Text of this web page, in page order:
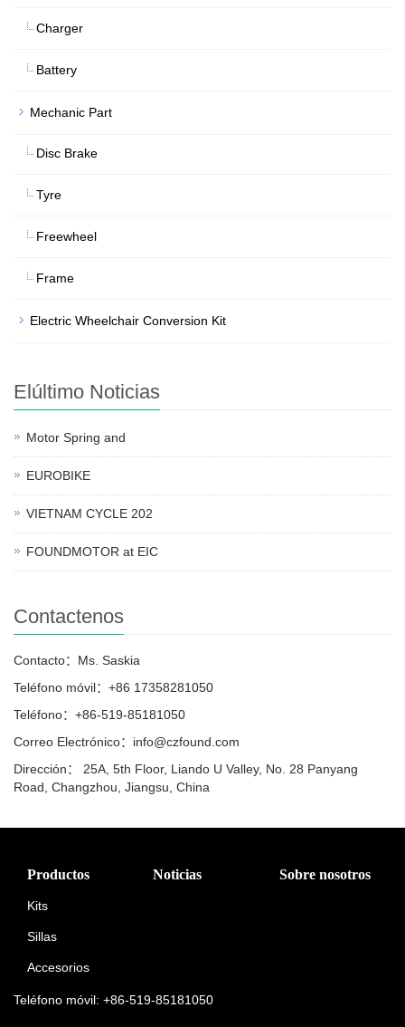
Charger
Battery
Mechanic Part
Disc Brake
Tyre
Freewheel
Frame
Electric Wheelchair Conversion Kit
Elúltimo Noticias
Motor Spring and
EUROBIKE
VIETNAM CYCLE 202
FOUNDMOTOR at EIC
Contactenos
Contacto：Ms. Saskia
Teléfono móvil：+86 17358281050
Teléfono：+86-519-85181050
Correo Electrónico：info@czfound.com
Dirección： 25A, 5th Floor, Liando U Valley, No. 28 Panyang
Road, Changzhou, Jiangsu, China
Productos
Kits
Sillas
Accesorios
Noticias Sobre nosotros
Teléfono móvil: +86-519-85181050